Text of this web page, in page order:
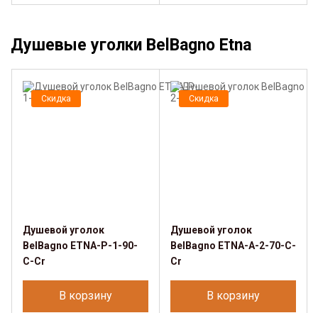
Душевые уголки BelBagno Etna
Скидка
Душевой уголок
BelBagno ETNA-P-1-90-
C-Cr
В корзину
Скидка
Душевой уголок
BelBagno ETNA-A-2-70-C-
Cr
В корзину